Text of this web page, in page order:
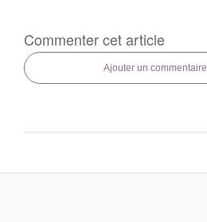
Commenter cet article
Ajouter un commentaire